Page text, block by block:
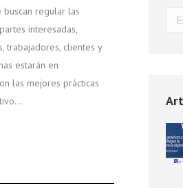
buscan regular las
interesadas,
trabajadores, clientes y
estarán en
las mejores prácticas